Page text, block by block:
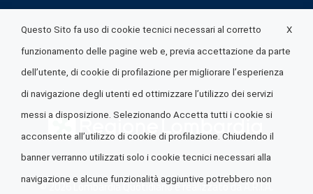
© 2026 Lombardia Quotidiano è realizzato daA.R.I.A.
X
Questo Sito fa uso di cookie tecnici necessari al corretto
funzionamento delle pagine web e, previa accettazione da parte
dell’utente, di cookie di profilazione per migliorare l’esperienza
di navigazione degli utenti ed ottimizzare l’utilizzo dei servizi
messi a disposizione. Selezionando Accetta tutti i cookie si
acconsente all’utilizzo di cookie di profilazione. Chiudendo il
banner verranno utilizzati solo i cookie tecnici necessari alla
navigazione e alcune funzionalità aggiuntive potrebbero non